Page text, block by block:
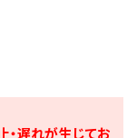
・遅れが生じてお